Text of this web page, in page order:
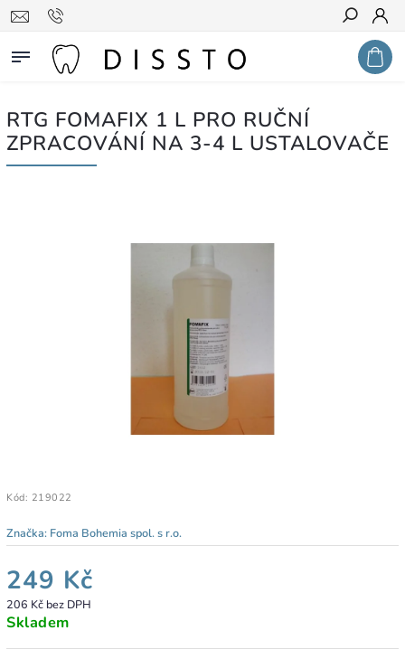
Hledat
RTG FOMAFIX 1 L PRO RUČNÍ
ZPRACOVÁNÍ NA 3-4 L USTALOVAČE
Kód: 219022
Značka: Foma Bohemia spol. s r.o.
249 Kč
206 Kč bez DPH
Skladem